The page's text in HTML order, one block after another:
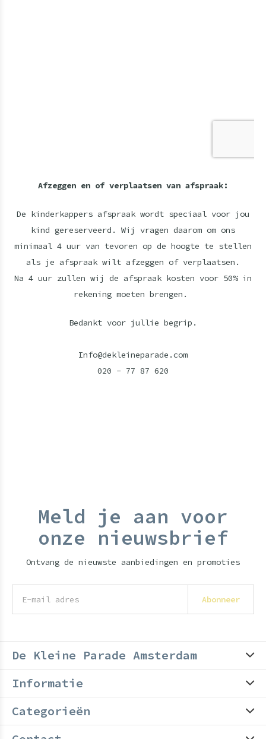
Afzeggen en of verplaatsen van afspraak:
De kinderkappers afspraak wordt speciaal voor jou
kind gereserveerd. Wij vragen daarom om ons
minimaal 4 uur van tevoren op de hoogte te stellen
als je afspraak wilt afzeggen of verplaatsen.
Na 4 uur zullen wij de afspraak kosten voor 50% in
rekening moeten brengen.
Bedankt voor jullie begrip.
Info@dekleineparade.com
020 - 77 87 620
Meld je aan voor
onze nieuwsbrief
Ontvang de nieuwste aanbiedingen en promoties
Abonneer
De Kleine Parade Amsterdam
Informatie
Categorieën